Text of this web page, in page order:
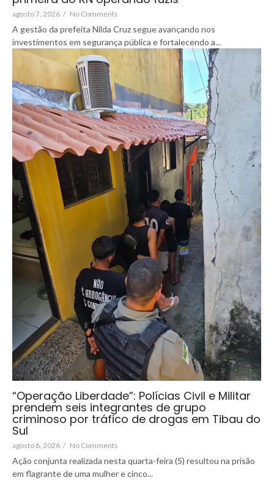
agosto 7, 2026 / No Comments
A gestão da prefeita Nilda Cruz segue avançando nos
investimentos em segurança pública e fortalecendo a...
“Operação Liberdade”: Polícias Civil e Militar
prendem seis integrantes de grupo
criminoso por tráfico de drogas em Tibau do
Sul
agosto 6, 2026 / No Comments
Ação conjunta realizada nesta quarta-feira (5) resultou na prisão
em flagrante de uma mulher e cinco...